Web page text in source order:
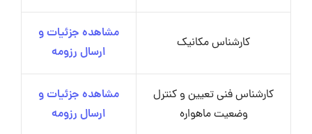
کارشناس مکانیک
مشاهده جزئیات و
ارسال رزومه
کارشناس فنی تعیین و کنترل
وضعیت ماهواره
مشاهده جزئیات و
ارسال رزومه